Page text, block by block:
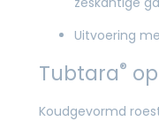
Uitvoering
Tubtara®
Koudgevormd